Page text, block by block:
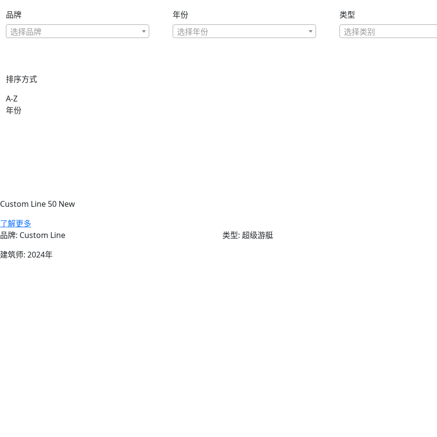
品牌
选择品牌
年份
选择年份
类型
选择类别
排序方式
A-Z
年份
Custom Line 50 New
了解更多
品牌: Custom Line
建筑师: 2024年
类型: 超级游艇